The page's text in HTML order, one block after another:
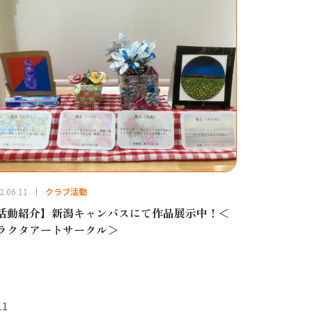
クラブ活動
動紹介】新潟キャンパスにて作品展示中！＜
クタアートサークル＞